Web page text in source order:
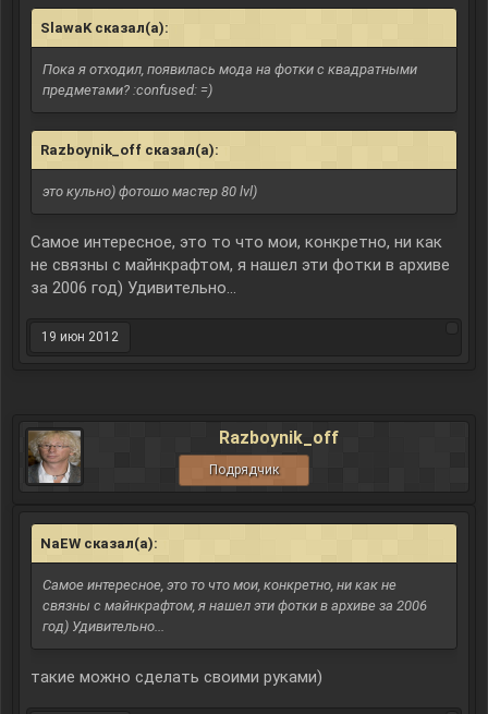
SlawaK сказал(а):
Пока я отходил, появилась мода на фотки с квадратными
предметами? :confused: =)
Razboynik_off сказал(а):
это кульно) фотошо мастер 80 lvl)
Самое интересное, это то что мои, конкретно, ни как
не связны с майнкрафтом, я нашел эти фотки в архиве
за 2006 год) Удивительно...
19 июн 2012
Razboynik_off
Подрядчик
NaEW сказал(а):
Самое интересное, это то что мои, конкретно, ни как не
связны с майнкрафтом, я нашел эти фотки в архиве за 2006
год) Удивительно...
такие можно сделать своими руками)